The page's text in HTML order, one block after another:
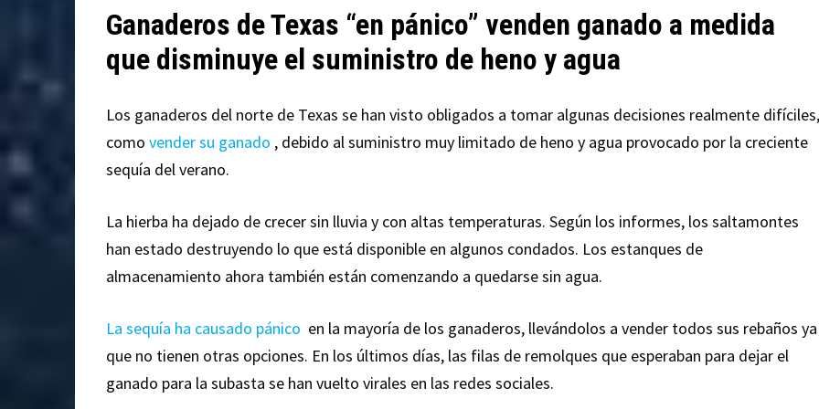
Ganaderos de Texas “en pánico” venden ganado a medida
que disminuye el suministro de heno y agua
Los ganaderos del norte de Texas se han visto obligados a tomar algunas decisiones realmente difíciles,
como vender su ganado , debido al suministro muy limitado de heno y agua provocado por la creciente
sequía del verano.
La hierba ha dejado de crecer sin lluvia y con altas temperaturas. Según los informes, los saltamontes
han estado destruyendo lo que está disponible en algunos condados. Los estanques de
almacenamiento ahora también están comenzando a quedarse sin agua.
La sequía ha causado pánico en la mayoría de los ganaderos, llevándolos a vender todos sus rebaños ya
que no tienen otras opciones. En los últimos días, las filas de remolques que esperaban para dejar el
ganado para la subasta se han vuelto virales en las redes sociales.